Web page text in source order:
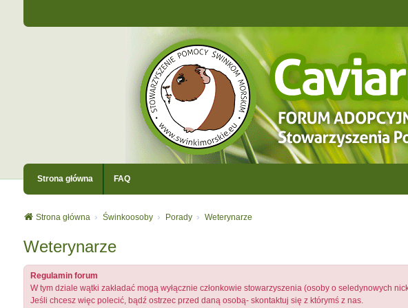
Strona główna FAQ
Strona główna Świnkoosoby Porady Weterynarze
Weterynarze
Regulamin forum
W tym dziale wątki zakładać mogą wyłącznie członkowie stowarzyszenia (osoby o seledynowych
Jeśli chcesz więc polecić, bądź ostrzec przed daną osobą- skontaktuj się z którymś z nas.